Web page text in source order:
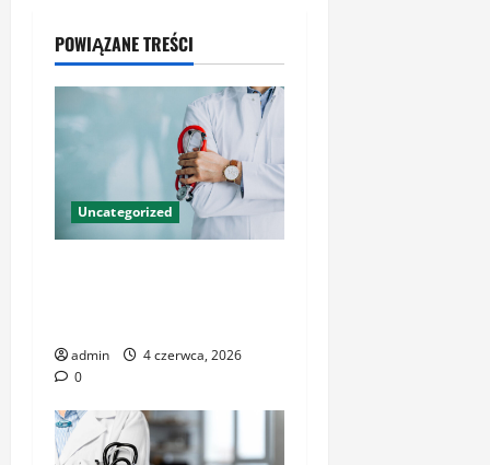
POWIĄZANE TREŚCI
Uncategorized
admin
4 czerwca, 2026
0